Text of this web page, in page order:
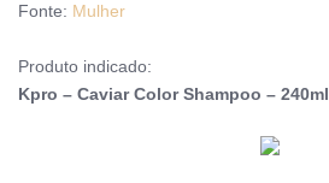
Fonte: Mulher
Produto indicado:
Kpro – Caviar Color Shampoo – 240ml